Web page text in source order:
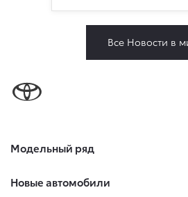
Все Новости в
Модельный ряд
Новые автомобили